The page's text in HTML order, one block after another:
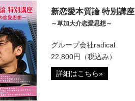
新恋愛本質論 特別講座
～草加大介恋愛思想～
グループ会社radical
22,800円（税込み）
詳細はこちら»